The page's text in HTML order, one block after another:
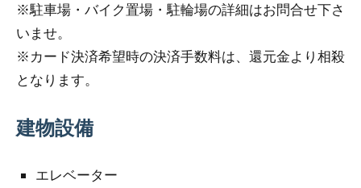
※駐車場・バイク置場・駐輪場の詳細はお問合せ下さ
いませ。
※カード決済希望時の決済手数料は、還元金より相殺
となります。
建物設備
エレベーター